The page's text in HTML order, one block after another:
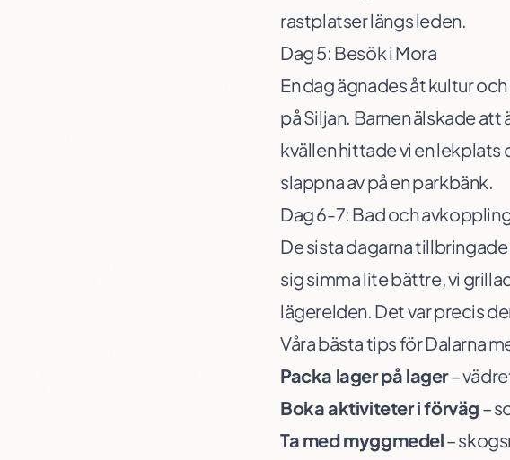
rastplatser längs leden.
Dag 5: Besök i Mora
En dag ägnades åt kultur
på Siljan. Barnen älskade att
kvällen hittade vi en lekplats
slappna av på en parkbänk.
Dag 6-7: Bad och
De sista dagarna
sig simma lite bättre, vi
lägerelden. Det var precis
Våra bästa tips för Dalarna
Packa lager på lager–
Boka aktiviteter i förväg –
Ta med myggmedel–